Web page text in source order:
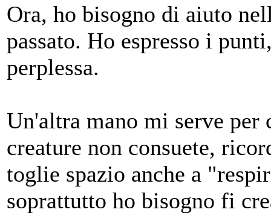
Ora, ho bisogno di aiuto
passato. Ho espresso i
perplessa.
Un'altra mano mi serve
creature non consuete,
toglie spazio anche a
soprattutto ho bisogno fi